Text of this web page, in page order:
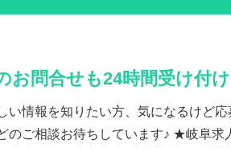
お問合せも24時間受け付
い情報を知りたい方、気になるけど
のご相談お待ちしています♪ ★岐阜求